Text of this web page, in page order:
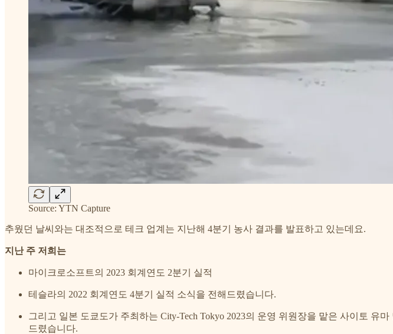
Source: YTN Capture
추웠던 날씨와는 대조적으로 테크 업계는 지난해 4분기 농사 결과를 발표하고 있는데요.
지난 주 저희는
마이크로소프트의 2023 회계연도 2분기 실적
테슬라의 2022 회계연도 4분기 실적 소식을 전해드렸습니다.
그리고 일본 도쿄도가 주최하는 City-Tech Tokyo 2023의 운영 위원장을 맡은 사이토
드렸습니다.